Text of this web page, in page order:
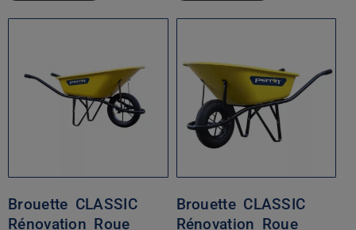
Brouette CLASSIC
Rénovation Roue
Brouette CLASSIC
Rénovation Roue